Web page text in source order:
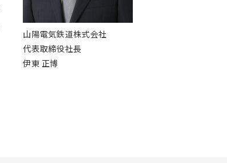
山陽電気鉄道株式会社
代表取締役社長
伊東 正博